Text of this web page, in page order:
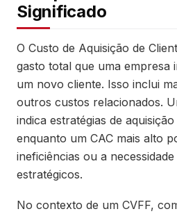
Significado
O Custo de Aquisição de
gasto total que uma empresa
um novo cliente. Isso inclui
outros custos relacionados.
indica estratégias de
enquanto um CAC mais alto
ineficiências ou a necessidade
estratégicos.
No contexto de um CVFF,